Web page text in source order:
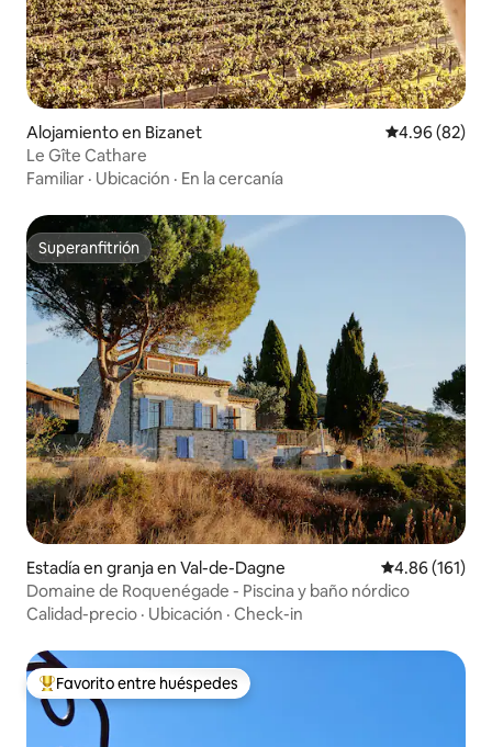
Alojamiento en Bizanet Calificación
4.96 (82)
Le Gîte Cathare
Familiar · Ubicación · En la cercanía
Superanfitrión
Superanfitrión
Estadía en granja en Val-de-Dagne Calificación
4.86 (161)
Domaine de Roquenégade - Piscina y baño nórdico
Calidad-precio · Ubicación · Check-in
Favorito entre huéspedes preferido
Favorito entre huéspedes